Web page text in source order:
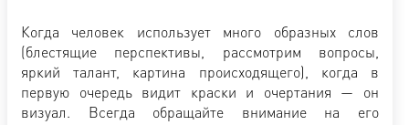
Когда человек использует много образных слов
(блестящие перспективы, рассмотрим вопросы,
яркий талант, картина происходящего), когда в
первую очередь видит краски и очертания — он
визуал. Всегда обращайте внимание на его